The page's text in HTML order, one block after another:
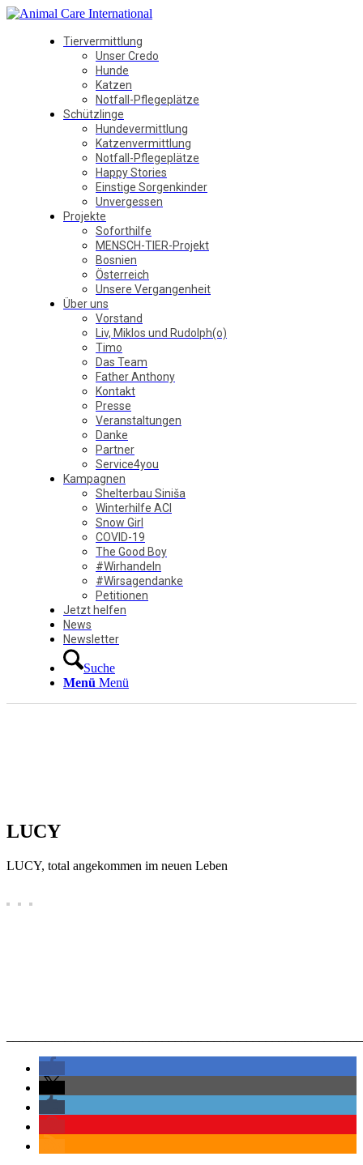
Tiervermittlung
Unser Credo
Hunde
Katzen
Notfall-Pflegeplätze
Schützlinge
Hundevermittlung
Katzenvermittlung
Notfall-Pflegeplätze
Happy Stories
Einstige Sorgenkinder
Unvergessen
Projekte
Soforthilfe
MENSCH-TIER-Projekt
Bosnien
Österreich
Unsere Vergangenheit
Über uns
Vorstand
Liv, Miklos und Rudolph(o)
Timo
Das Team
Father Anthony
Kontakt
Presse
Veranstaltungen
Danke
Partner
Service4you
Kampagnen
Shelterbau Siniša
Winterhilfe ACI
Snow Girl
COVID-19
The Good Boy
#Wirhandeln
#Wirsagendanke
Petitionen
Jetzt helfen
News
Newsletter
Suche
Menü Menü
LUCY
LUCY, total angekommen im neuen Leben